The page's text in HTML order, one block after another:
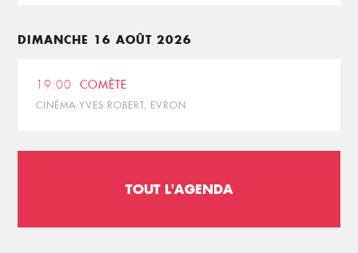
DIMANCHE 16 AOÛT 2026
19:00 COMÈTE
CINÉMA YVES ROBERT, EVRON
TOUT L'AGENDA